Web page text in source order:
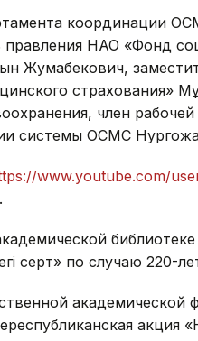
координации
правления НАО «Фонд
Жумабекович,
страхования»
член
системы ОСМС
www.youtube.com/
.
серт» по случаю 220-
акция